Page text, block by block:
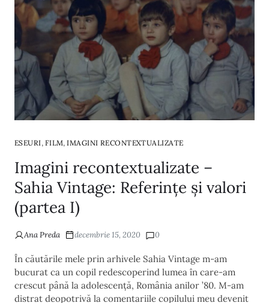
ESEURI, FILM,IMAGINI RECONTEXTUALIZATE
Imagini recontextualizate –
Sahia Vintage: Referințe și valori
(partea I)
Ana Preda decembrie 15, 2020 0
În căutările mele prin arhivele Sahia Vintage m-am
bucurat ca un copil redescoperind lumea în care-am
crescut până la adolescență, România anilor ’80. M-am
distrat deopotrivă la comentariile copilului meu devenit